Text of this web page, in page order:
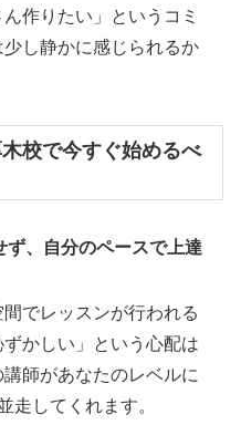
作りたい」というコミ
し静かに感じられるか
校で今すぐ始めるべ
ず、自分のペースで上達
でレッスンが行われる
かしい」という心配は
師があなたのレベルに
走してくれます。